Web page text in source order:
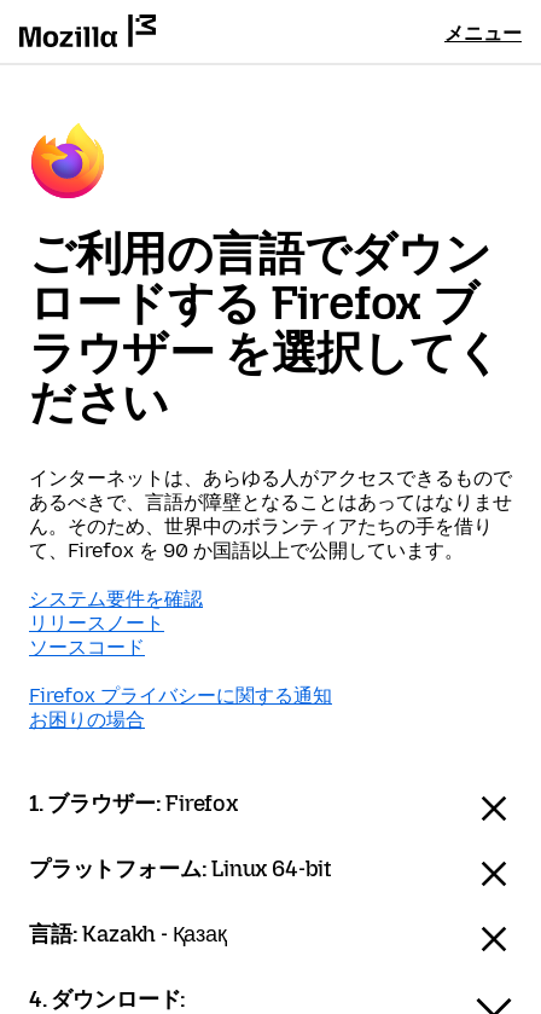
メニュー
ご利用の言語でダウン
ロードする Firefox ブ
ラウザー を選択してく
ださい
インターネットは、あらゆる人がアクセスできるもので
あるべきで、言語が障壁となることはあってはなりませ
ん。そのため、世界中のボランティアたちの手を借り
て、Firefox を 90 か国語以上で公開しています。
システム要件を確認
リリースノート
ソースコード
Firefox プライバシーに関する通知
お困りの場合
1. ブラウザー:Firefox
プラットフォーム:Linux 64-bit
言語:Kazakh - Қазақ
4. ダウンロード: